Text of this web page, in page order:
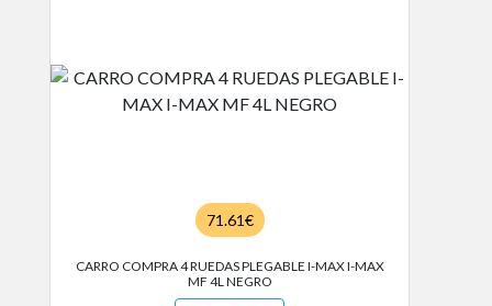
71.61€
CARRO COMPRA 4 RUEDAS PLEGABLE I-MAX I-MAX
MF 4L NEGRO